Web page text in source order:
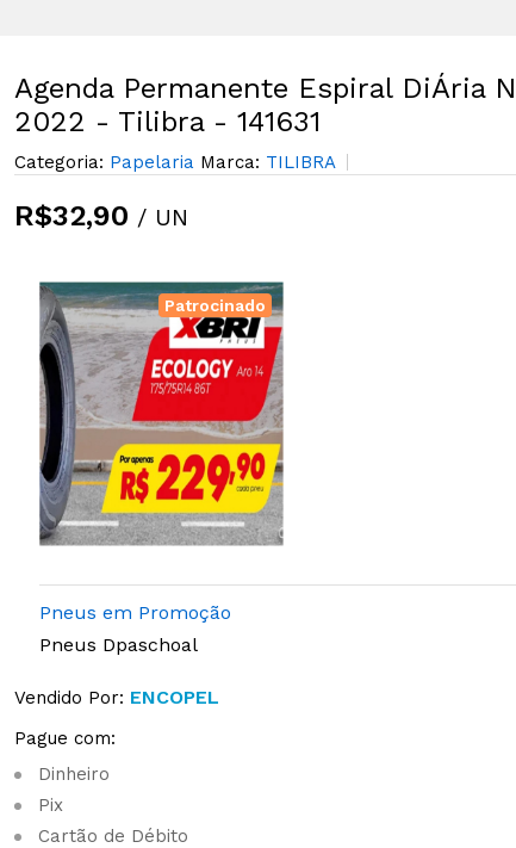
Agenda Permanente Espiral DiÁria
2022 - Tilibra - 141631
Categoria: Papelaria Marca: TILIBRA
R$32,90 / UN
Patrocinado
Pneus em Promoção
Pneus Dpaschoal
Vendido Por: ENCOPEL
Pague com:
Dinheiro
Pix
Cartão de Débito